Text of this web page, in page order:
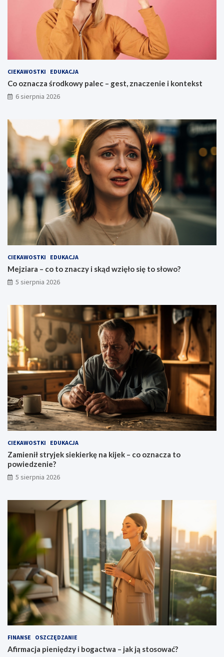
CIEKAWOSTKI EDUKACJA
Co oznacza środkowy palec – gest, znaczenie i kontekst
6 sierpnia 2026
CIEKAWOSTKI EDUKACJA
Mejziara – co to znaczy i skąd wzięło się to słowo?
5 sierpnia 2026
CIEKAWOSTKI EDUKACJA
Zamienił stryjek siekierkę na kijek – co oznacza to
powiedzenie?
5 sierpnia 2026
FINANSE OSZCZĘDZANIE
Afirmacja pieniędzy i bogactwa – jak ją stosować?